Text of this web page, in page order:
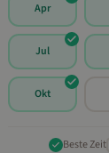
Apr
Jul
Okt
Beste Zeit